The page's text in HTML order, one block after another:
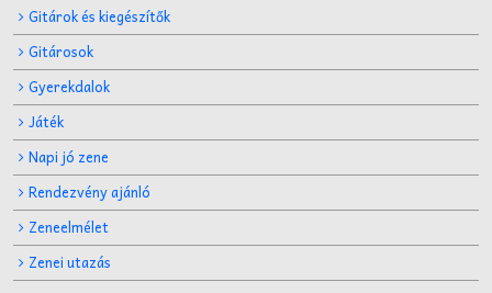
Gitárok és kiegészítők
Gitárosok
Gyerekdalok
Játék
Napi jó zene
Rendezvény ajánló
Zeneelmélet
Zenei utazás